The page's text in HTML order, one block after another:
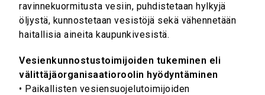
ravinnekuormitusta vesiin, puhdistetaan hylkyjä
öljystä, kunnostetaan vesistöjä sekä vähennetään
haitallisia aineita kaupunkivesistä.
Vesienkunnostustoimijoiden tukeminen eli
välittäjäorganisaatioroolin hyödyntäminen
• Paikallisten vesiensuojelutoimijoiden